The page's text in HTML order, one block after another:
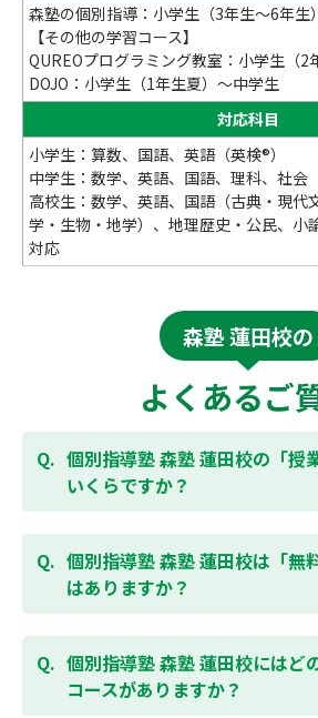
森塾の個別指導：小学生（3年生～6年生
【その他の学習コース】
QUREOプログラミング教室：小学生（2
DOJO：小学生（1年生夏）～中学生
対応科目
小学生：算数、国語、英語（英検®）
中学生：数学、英語、国語、理科、社会
高校生：数学、英語、国語（古典・現代
学・生物・地学）、地理歴史・公民、小
対応
森塾 蓮田校の
よくあるご
個別指導塾 森塾 蓮田校の「授
いくらですか？
お子様の学年やご状況、校舎によ
で、以下より、お気軽にお問合わ
導塾 森塾の授業料は
ださい。自動返信メールで【すぐ
個別指導塾 森塾 蓮田校は「無
はありますか？
通常期には最大1ヶ月の無料体験
す。また、春休み、夏休み、冬休
間～5日間の無料体験」授業を受け
可能です。個別指導塾 森塾 蓮田校
個別指導塾 森塾 蓮田校にはど
コースがありますか？